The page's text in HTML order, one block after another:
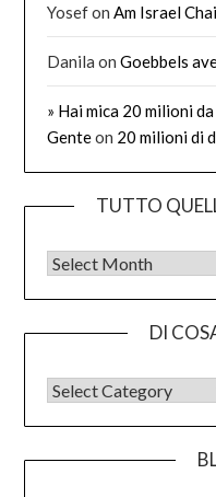
Yosefon Am Israel
Danila onGoebbels
» Hai mica 20 milioni
Genteon 20 milioni di
TUTTO
Tutto quello che ho
DI
DI COSA HO SCRITTO